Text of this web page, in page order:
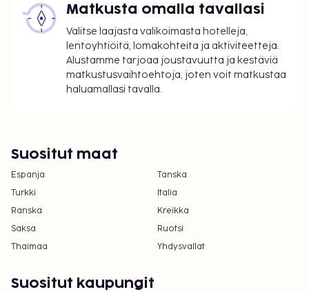
Matkusta omalla tavallasi
Valitse laajasta valikoimasta hotelleja,
lentoyhtiöitä, lomakohteita ja aktiviteetteja.
Alustamme tarjoaa joustavuutta ja kestäviä
matkustusvaihtoehtoja, joten voit matkustaa
haluamallasi tavalla.
Suositut maat
Espanja
Tanska
Turkki
Italia
Ranska
Kreikka
Saksa
Ruotsi
Thaimaa
Yhdysvallat
Suositut kaupungit